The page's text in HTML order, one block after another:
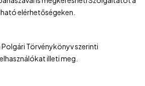
elérhetőségeken.
Polgári Törvénykönyv szerinti
illeti meg.